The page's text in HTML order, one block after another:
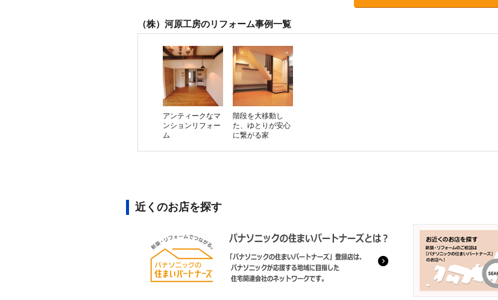
（株）河原工房のリフォーム事例一覧
アンティークなマ
ンションリフォー
ム
階段を大移動し
た、ゆとりが安心
に繋がる家
近くのお店を探す